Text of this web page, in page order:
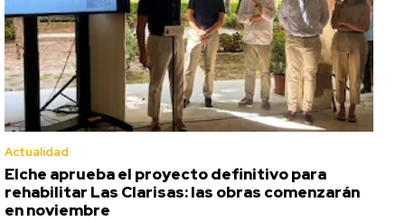
Actualidad
Elche aprueba el proyecto definitivo para
rehabilitar Las Clarisas: las obras comenzarán
en noviembre